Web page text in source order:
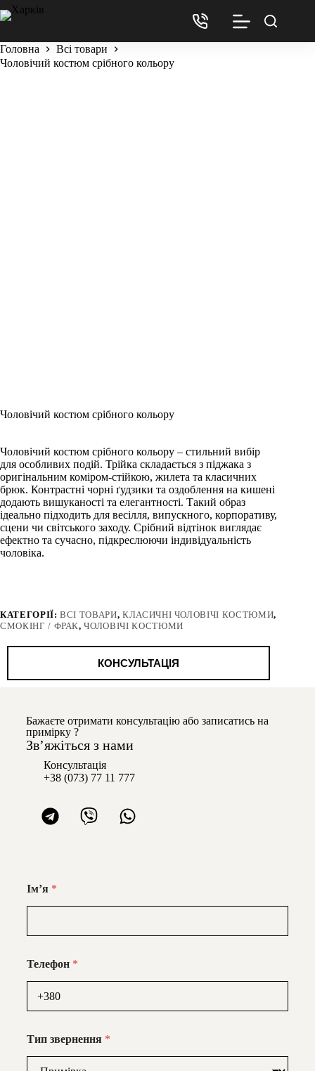
Головна
Всі товари
Чоловічий костюм срібного кольору
Чоловічий костюм срібного кольору
Чоловічий костюм срібного кольору – стильний вибір
для особливих подій. Трійка складається з піджака з
оригінальним коміром-стійкою, жилета та класичних
брюк. Контрастні чорні ґудзики та оздоблення на кишені
додають вишуканості та елегантності. Такий образ
ідеально підходить для весілля, випускного, корпоративу,
сцени чи світського заходу. Срібний відтінок виглядає
ефектно та сучасно, підкреслюючи індивідуальність
чоловіка.
КАТЕГОРІЇ:ВСІ ТОВАРИ, КЛАСИЧНІ ЧОЛОВІЧІ КОСТЮМИ,
СМОКІНГ / ФРАК,ЧОЛОВІЧІ КОСТЮМИ
КОНСУЛЬТАЦІЯ
Бажаєте отримати консультацію або записатись на
примірку ?
Звʼяжіться з нами
Консультація
+38 (073) 77 11 777
Імʼя *
Телефон *
Тип звернення *